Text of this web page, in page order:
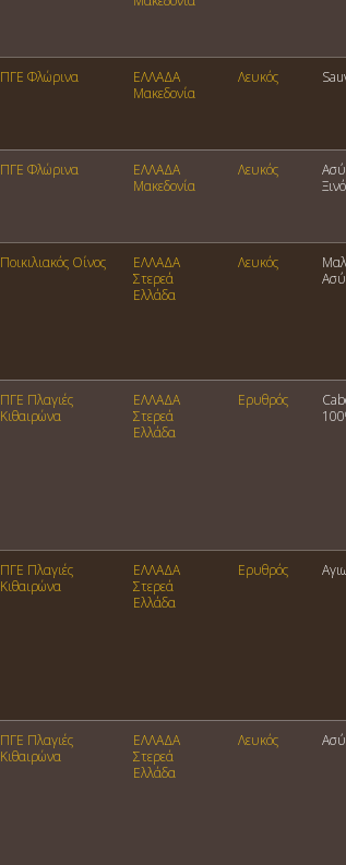
ΠΓΕ Φλώρινα
ΕΛΛΑΔΑ
Μακεδονία
Λευκός
ΠΓΕ Φλώρινα
ΕΛΛΑΔΑ
Μακεδονία
Λευκός
Ποικιλιακός Οίνος
ΕΛΛΑΔΑ
Στερεά
Ελλάδα
Λευκός
ΠΓΕ Πλαγιές
Κιθαιρώνα
ΕΛΛΑΔΑ
Στερεά
Ελλάδα
Ερυθρός
ΠΓΕ Πλαγιές
Κιθαιρώνα
ΕΛΛΑΔΑ
Στερεά
Ελλάδα
Ερυθρός
ΠΓΕ Πλαγιές
Κιθαιρώνα
ΕΛΛΑΔΑ
Στερεά
Ελλάδα
Λευκός